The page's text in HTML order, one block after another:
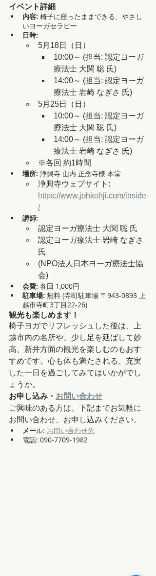
イベント詳細
内容: 椅子に座ったままできる、やさし
いヨーガセラピー
日時:
5月18日（日）
10:00～ (担当: 認定ヨーガ
療法士 大関 聡 氏)
14:00～ (担当: 認定ヨーガ
療法士 岩崎 なぎさ 氏)
5月25日（日）
10:00～ (担当: 認定ヨーガ
療法士 大関 聡 氏)
14:00～ (担当: 認定ヨーガ
療法士 岩崎 なぎさ 氏)
※各回 約1時間
場所: 浄興寺 山内 正念寺様 本堂
浄興寺ウェブサイト:
https://www.johkohji.com/inside
/
講師:
認定ヨーガ療法士 大関 聡 氏
認定ヨーガ療法士 岩崎 なぎさ
氏
(NPO法人日本ヨーガ療法士協
会)
会費: 各回 1,000円
駐車場: 無料 (寺町駐車場 〒943-0893 上
越市寺町3丁目22-26)
観光も楽しめます！
椅子ヨガでリフレッシュした後は、上
越市内の名所や、少し足を延ばして妙
高、新井方面の観光を楽しむのもおす
すめです。心も体も満たされる、充実
した一日を過ごしてみてはいかがでし
ょうか。
お申し込み・ お問い合わせ
ご興味のある方は、下記までお気軽に
お問い合わせ、お申し込みください。
メール: お問い合わせ先
電話: 090-7709-1982